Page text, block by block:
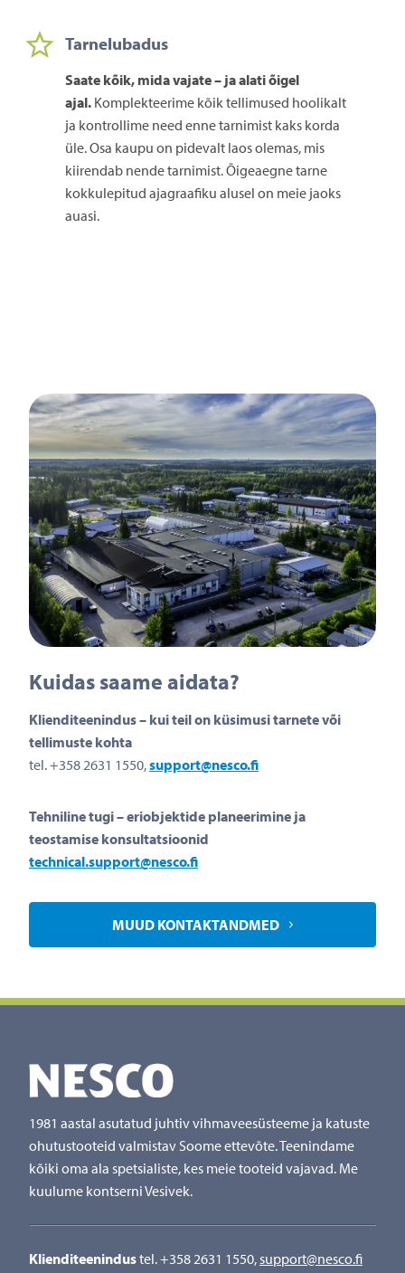
Tarnelubadus
Saate kõik, mida vajate – ja alati õigel
ajal. Komplekteerime kõik tellimused hoolikalt
ja kontrollime need enne tarnimist kaks korda
üle. Osa kaupu on pidevalt laos olemas, mis
kiirendab nende tarnimist. Õigeaegne tarne
kokkulepitud ajagraafiku alusel on meie jaoks
auasi.
Kuidas saame aidata?
Klienditeenindus – kui teil on küsimusi tarnete või
tellimuste kohta
tel. +358 2631 1550,support@nesco.fi
Tehniline tugi – eriobjektide planeerimine ja
teostamise konsultatsioonid
technical.support@nesco.fi
MUUD KONTAKTANDMED
1981 aastal asutatud juhtiv vihmaveesüsteeme ja katuste
ohutustooteid valmistav Soome ettevõte. Teenindame
kõiki oma ala spetsialiste, kes meie tooteid vajavad. Me
kuulume kontserni Vesivek.
Klienditeenindustel. +358 2631 1550,support@nesco.fi